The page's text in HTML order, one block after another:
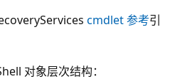
cmdlet 参考引
对象层次结构：